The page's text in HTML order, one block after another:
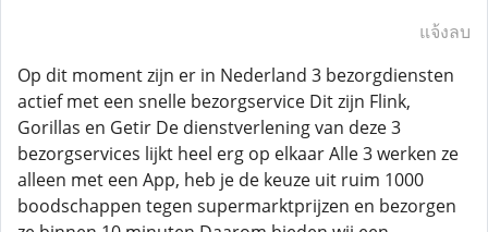
แจ้งลบ
Op dit moment zijn er in Nederland 3 bezorgdiensten
actief met een snelle bezorgservice Dit zijn Flink,
Gorillas en Getir De dienstverlening van deze 3
bezorgservices lijkt heel erg op elkaar Alle 3 werken ze
alleen met een App, heb je de keuze uit ruim 1000
boodschappen tegen supermarktprijzen en bezorgen